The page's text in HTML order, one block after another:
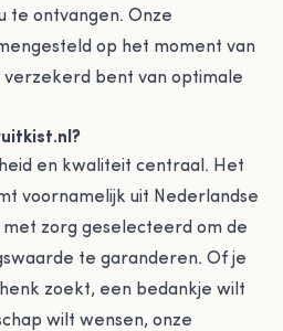
te ontvangen. Onze
op het moment van
verzekerd bent van optimale
en kwaliteit centraal. Het
voornamelijk uit Nederlandse
zorg geselecteerd om de
te garanderen. Of je
zoekt, een bedankje wilt
wilt wensen, onze